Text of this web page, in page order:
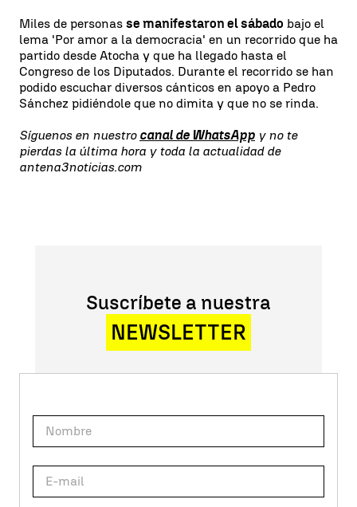
Miles de personas se manifestaron el sábado bajo el
lema 'Por amor a la democracia' en un recorrido que ha
partido desde Atocha y que ha llegado hasta el
Congreso de los Diputados. Durante el recorrido se han
podido escuchar diversos cánticos en apoyo a Pedro
Sánchez pidiéndole que no dimita y que no se rinda.
Síguenos en nuestro canal de WhatsApp y no te
pierdas la última hora y toda la actualidad de
antena3noticias.com
Suscríbete a nuestra
NEWSLETTER